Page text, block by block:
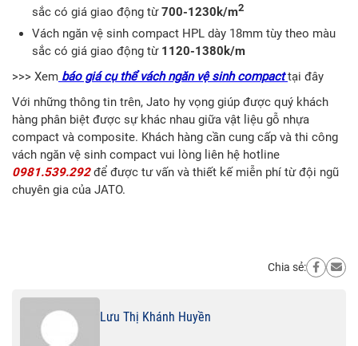
sắc có giá giao động từ700-1230k/m2
Vách ngăn vệ sinh compact HPL dày 18mm tùy theo màu
sắc có giá giao động từ1120-1380k/m
>>> Xem báo giá cụ thể vách ngăn vệ sinh compacttại đây
Với những thông tin trên, Jato hy vọng giúp được quý khách
hàng phân biệt được sự khác nhau giữa vật liệu gỗ nhựa
compact và composite. Khách hàng cần cung cấp và thi công
vách ngăn vệ sinh compact vui lòng liên hệ hotline
0981.539.292để được tư vấn và thiết kế miễn phí từ đội ngũ
chuyên gia của JATO.
Chia sẻ:
Lưu Thị Khánh Huyền